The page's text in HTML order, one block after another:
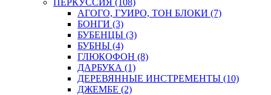
АГОГО, ГУИРО, ТОН БЛОКИ (7)
БОНГИ (3)
БУБЕНЦЫ (3)
БУБНЫ (4)
ГЛЮКОФОН (8)
ДАРБУКА (1)
ДЕРЕВЯННЫЕ ИНСТРЕМЕНТЫ (10)
ДЖЕМБЕ (2)